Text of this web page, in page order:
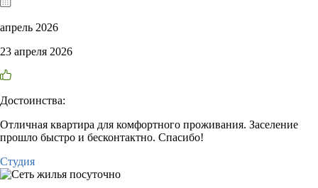
апрель 2026
23 апреля 2026
Достоинства:
Отличная квартира для комфортного проживания. Заселение
прошло быстро и бесконтактно. Спасибо!
Студия